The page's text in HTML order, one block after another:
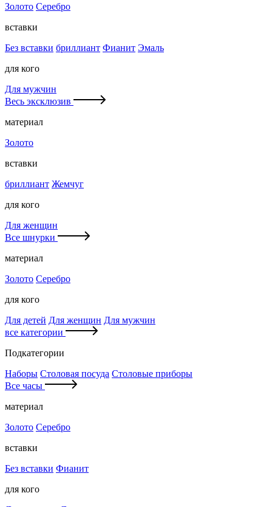
Золото Серебро
вставки
Без вставки бриллиант Фианит Эмаль
для кого
Для мужчин
Весь эксклюзив
материал
Золото
вставки
бриллиант Жемчуг
для кого
Для женщин
Все шнурки
материал
Золото Серебро
для кого
Для детей Для женщин Для мужчин
все категории
Подкатегории
Наборы Столовая посуда Столовые приборы
Все часы
материал
Золото Серебро
вставки
Без вставки Фианит
для кого